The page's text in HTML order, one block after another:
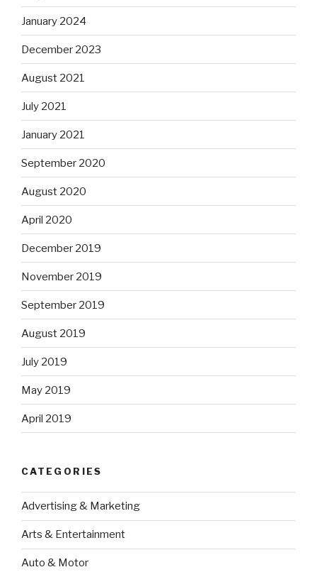
January 2024
December 2023
August 2021
July 2021
January 2021
September 2020
August 2020
April 2020
December 2019
November 2019
September 2019
August 2019
July 2019
May 2019
April 2019
CATEGORIES
Advertising & Marketing
Arts & Entertainment
Auto & Motor